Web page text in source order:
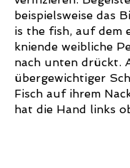
beispielsweise das
is the fish, auf dem
kniende weibliche
nach unten drückt.
übergewichtiger
Fisch auf ihrem
hat die Hand links